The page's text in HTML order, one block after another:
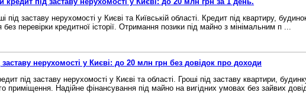
під заставу нерухомості у Києві та Київській області. Кредит під квартиру,
перевірки кредитної історії. Отримання позики під майно з мінімальним п ...
заставу нерухомості у Києві: до 20 млн грн без довідок про доходи
під заставу нерухомості у Києві та області. Гроші під заставу квартири,
приміщення. Надійне фінансування під майно на вигідних умовах без зайвих